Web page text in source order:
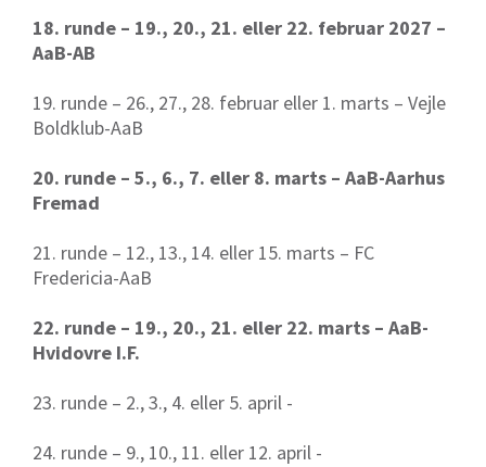
18. runde – 19., 20., 21. eller 22. februar 2027 –
AaB-AB
19. runde – 26., 27., 28. februar eller 1. marts – Vejle
Boldklub-AaB
20. runde – 5., 6., 7. eller 8. marts – AaB-Aarhus
Fremad
21. runde – 12., 13., 14. eller 15. marts – FC
Fredericia-AaB
22. runde – 19., 20., 21. eller 22. marts – AaB-
Hvidovre I.F.
23. runde – 2., 3., 4. eller 5. april -
24. runde – 9., 10., 11. eller 12. april -